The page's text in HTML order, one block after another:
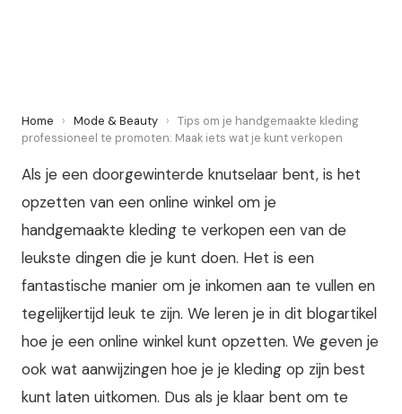
Home › Mode & Beauty › Tips om je handgemaakte kleding
professioneel te promoten: Maak iets wat je kunt verkopen
Als je een doorgewinterde knutselaar bent, is het
opzetten van een online winkel om je
handgemaakte kleding te verkopen een van de
leukste dingen die je kunt doen. Het is een
fantastische manier om je inkomen aan te vullen en
tegelijkertijd leuk te zijn. We leren je in dit blogartikel
hoe je een online winkel kunt opzetten. We geven je
ook wat aanwijzingen hoe je je kleding op zijn best
kunt laten uitkomen. Dus als je klaar bent om te